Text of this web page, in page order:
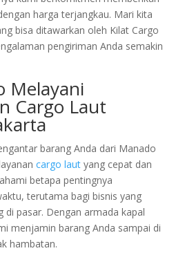
harga terjangkau. Mari kita
bisa ditawarkan oleh Kilat Cargo
pengiriman Anda semakin
Melayani
Cargo Laut
barang Anda dari Manado
cargo lautyang cepat dan
betapa pentingnya
terutama bagi bisnis yang
di pasar. Dengan armada kapal
menjamin barang Anda sampai di
hambatan.